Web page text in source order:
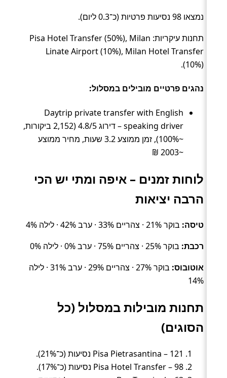
נמצאו 98 נסיעות פרטיות (כ־0.3 ליום).
תחנות עיקריות: Pisa Hotel Transfer (50%), Milan
Linate Airport (10%), Milan Hotel Transfer
(10%).
נהגים פרטיים מובילים במסלול:
Daytrip private transfer with English
speaking driver – דירוג 4.8/5 (2,152 ביקורות,
~100%), זמן ממוצע 3.2 שעות, מחיר ממוצע
~2003 ₪
לוחות זמנים – איפה ומתי יש הכי
הרבה יציאות
טיסה: בוקר 21% · צהריים 33% · ערב 42% · לילה 4%
רכבת: בוקר 25% · צהריים 75% · ערב 0% · לילה 0%
אוטובוס:
בוקר 27% · צהריים 29% · ערב 31% · לילה
14%
תחנות מובילות במסלול (כל
הסוגים)
Pisa Pietrasantina – 121 נסיעות (כ־21%).
Pisa Hotel Transfer – 98 נסיעות (כ־17%).